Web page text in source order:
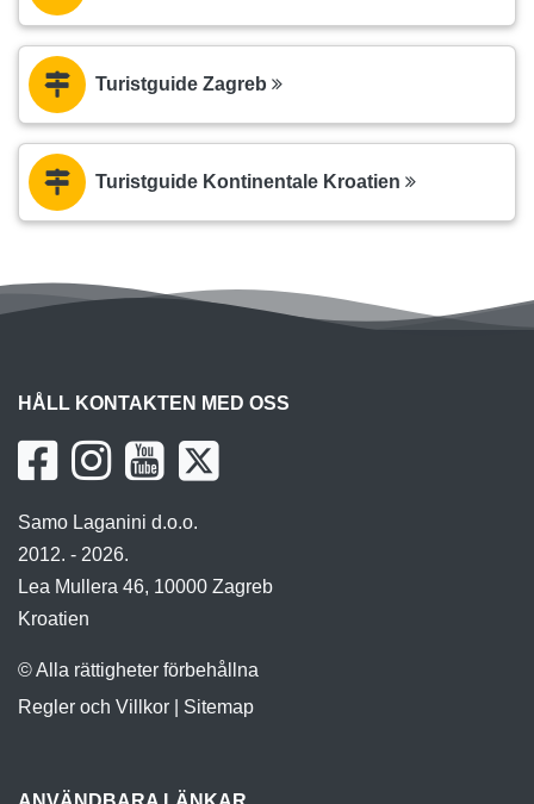
Turistguide Zagreb
Turistguide Kontinentale Kroatien
HÅLL KONTAKTEN MED OSS
Samo Laganini d.o.o.
2012. - 2026.
Lea Mullera 46, 10000 Zagreb
Kroatien
© Alla rättigheter förbehållna
Regler och Villkor
Sitemap